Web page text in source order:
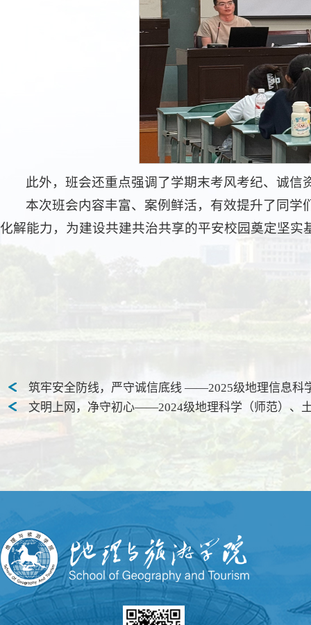
此外，班会还重点强调了学期末考风考纪、诚信
本次班会内容丰富、案例鲜活，有效提升了同
化解能力，为建设共建共治共享的平安校园奠定坚实
筑牢安全防线，严守诚信底线 ——2025级地理信息科
文明上网，净守初心——2024级地理科学（师范）、